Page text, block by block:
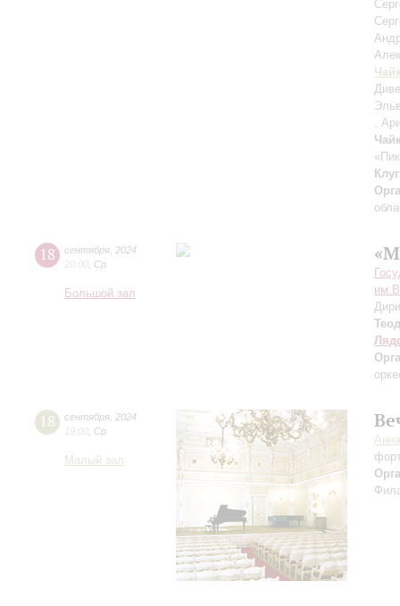
,
18 сентября 2024
20:00 Ср
Большой зал
18 сентября 2024
19:00 Ср
Малый зал